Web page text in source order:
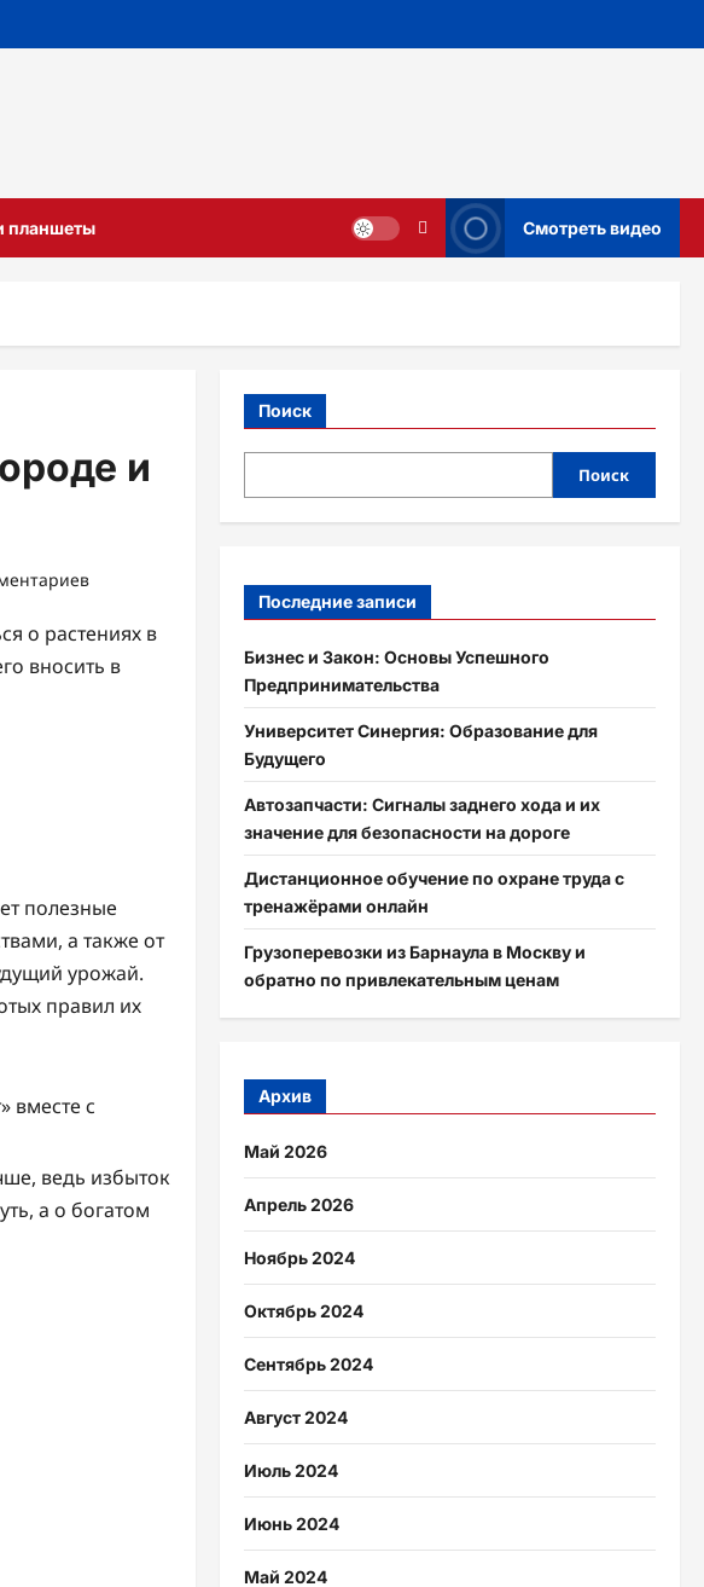
планшеты Смотреть видео
и
о растениях в
вносить в
полезные
а также от
урожай.
правил их
вместе с
ведь избыток
а о богатом
Поиск
Поиск
Последние записи
Бизнес и Закон: Основы Успешного
Предпринимательства
Университет Синергия: Образование для
Будущего
Автозапчасти: Сигналы заднего хода и их
значение для безопасности на дороге
Дистанционное обучение по охране труда с
тренажёрами онлайн
Грузоперевозки из Барнаула в Москву и
обратно по привлекательным ценам
Архив
Май 2026
Апрель 2026
Ноябрь 2024
Октябрь 2024
Сентябрь 2024
Август 2024
Июль 2024
Июнь 2024
Май 2024